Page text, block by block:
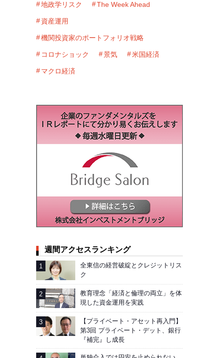
地政学リスク The Week Ahead
資産運用
機関投資家のポートフォリオ戦略
コロナショック 景気 米国経済
マクロ経済
週間アクセスランキング
全東信の経営破綻とクレジットリス
ク
教育理念「経済と倫理の両立」を体
現した資金運用を実践
【プライベート・アセット再入門】
第3回 プライベート・デット、銀行
『補完』し成長